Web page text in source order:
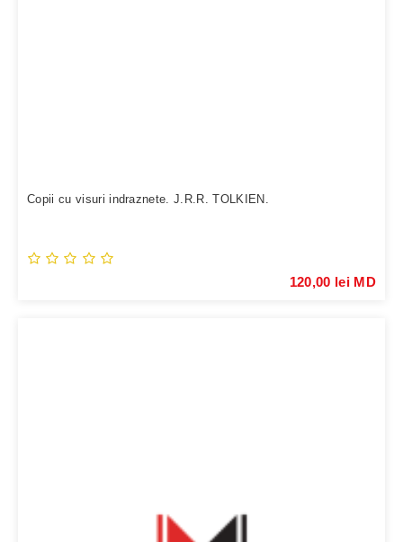
Copii cu visuri indraznete. J.R.R. TOLKIEN.
120,00 lei MD